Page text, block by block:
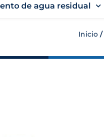
de agua residual
Inicio /